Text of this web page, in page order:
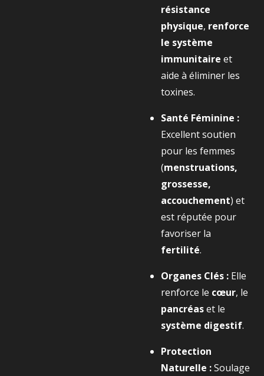
résistance
physique, renforce
le système
immunitaire et
aide à éliminer les
toxines.
Santé Féminine :
Excellent soutien
pour les femmes
(menstruations,
grossesse,
accouchement) et
est réputée pour
favoriser la
fertilité.
Organes Clés : Elle
renforce le cœur, le
pancréaset le
système digestif.
Protection
Naturelle :Soulage